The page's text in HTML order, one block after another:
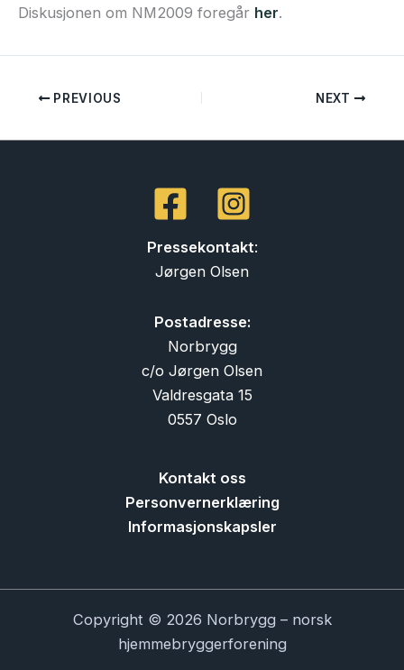
Diskusjonen om NM2009 foregår her.
PREVIOUS NEXT
Pressekontakt:
Jørgen Olsen
Postadresse:
Norbrygg
c/o Jørgen Olsen
Valdresgata 15
0557 Oslo
Kontakt oss
Personvernerklæring
Informasjonskapsler
Copyright © 2026 Norbrygg – norsk
hjemmebryggerforening